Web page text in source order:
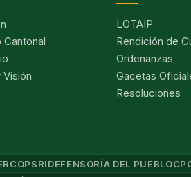
Visión
LOTAIP
Rendición de
Ordenanzas
Gacetas
Resoluciones
SRIDEFENSORÍA DEL PUEBLO